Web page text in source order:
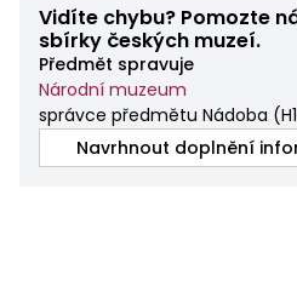
Vidíte chybu? Pomozte
sbírky českých muzeí.
Předmět spravuje
Národní muzeum
správce předmětu Nádoba (
Navrhnout doplnění